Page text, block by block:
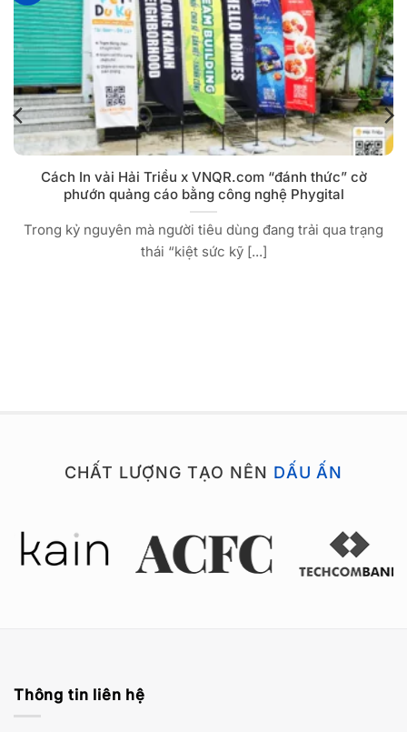
Cách In vải Hải Triều x VNQR.com “đánh thức” cờ
phướn quảng cáo bằng công nghệ Phygital
Trong kỷ nguyên mà người tiêu dùng đang trải qua trạng
thái “kiệt sức kỹ [...]
CHẤT LƯỢNG TẠO NÊN DẤU ẤN
Thông tin liên hệ